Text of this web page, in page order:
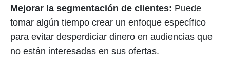
Mejorar la segmentación de clientes: Puede
tomar algún tiempo crear un enfoque específico
para evitar desperdiciar dinero en audiencias que
no están interesadas en sus ofertas.